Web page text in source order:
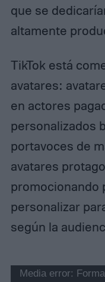
que se
altamente
TikTok está
avatares:
en actores
personalizados
portavoces de
avatares
promocionando
personalizar
según la
Media error: